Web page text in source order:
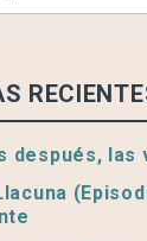
después, las